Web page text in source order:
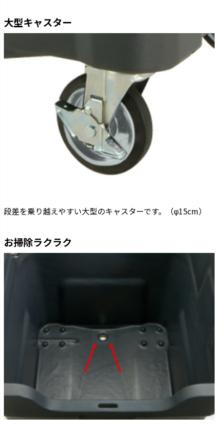
大型キャスター
段差を乗り越えやすい大型のキャスターです。（φ15cm）
お掃除ラクラク